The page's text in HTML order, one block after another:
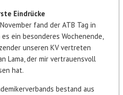
Eindrücke
fand der ATB Tag in
ein besonderes Wochenende,
unseren KV vertreten
Lama, der mir vertrauensvoll
hat.
bestand aus